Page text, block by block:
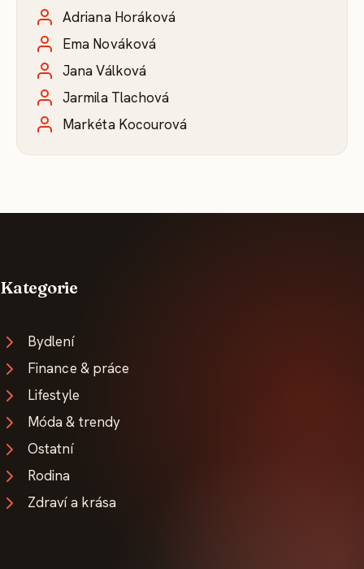
Adriana Horáková
Ema Nováková
Jana Válková
Jarmila Tlachová
Markéta Kocourová
Kategorie
Bydlení
Finance & práce
Lifestyle
Móda & trendy
Ostatní
Rodina
Zdraví a krása